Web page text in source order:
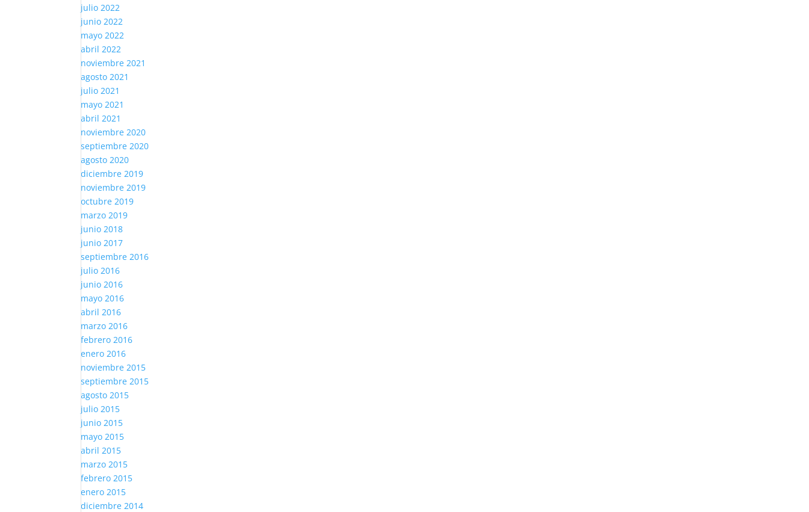
julio 2022
junio 2022
mayo 2022
abril 2022
noviembre 2021
agosto 2021
julio 2021
mayo 2021
abril 2021
noviembre 2020
septiembre 2020
agosto 2020
diciembre 2019
noviembre 2019
octubre 2019
marzo 2019
junio 2018
junio 2017
septiembre 2016
julio 2016
junio 2016
mayo 2016
abril 2016
marzo 2016
febrero 2016
enero 2016
noviembre 2015
septiembre 2015
agosto 2015
julio 2015
junio 2015
mayo 2015
abril 2015
marzo 2015
febrero 2015
enero 2015
diciembre 2014